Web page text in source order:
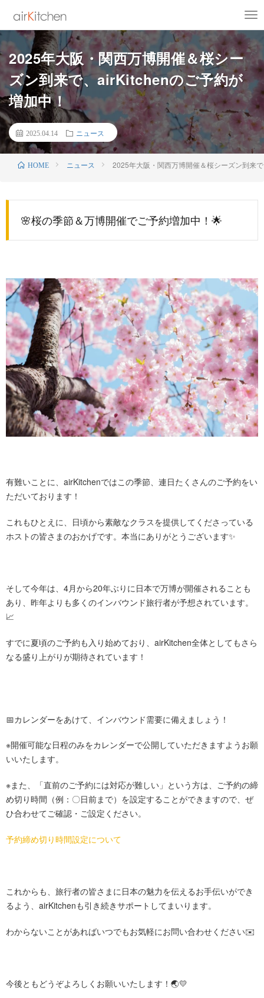
2025年大阪・関西万博開催＆桜シー
ズン到来で、airKitchenのご予約が
増加中！
2025.04.14 ニュース
HOME ニュース 2025年大阪・関西万博開催＆桜シーズン到来
🌸桜の季節＆万博開催でご予約増加中！🌟
有難いことに、airKitchenではこの季節、連日たくさんのご予約をい
ただいております！
これもひとえに、日頃から素敵なクラスを提供してくださっている
ホストの皆さまのおかげです。本当にありがとうございます✨
そして今年は、4月から20年ぶりに日本で万博が開催されることも
あり、昨年よりも多くのインバウンド旅行者が予想されています。
📈
すでに夏頃のご予約も入り始めており、airKitchen全体としてもさら
なる盛り上がりが期待されています！
📅カレンダーをあけて、インバウンド需要に備えましょう！
※開催可能な日程のみをカレンダーで公開していただきますようお願
いいたします。
※また、「直前のご予約には対応が難しい」という方は、ご予約の締
め切り時間（例：〇日前まで）を設定することができますので、ぜ
ひ合わせてご確認・ご設定ください。
予約締め切り時間設定について
これからも、旅行者の皆さまに日本の魅力を伝えるお手伝いができ
るよう、airKitchenも引き続きサポートしてまいります。
わからないことがあればいつでもお気軽にお問い合わせください✉️
今後ともどうぞよろしくお願いいたします！🌏💛